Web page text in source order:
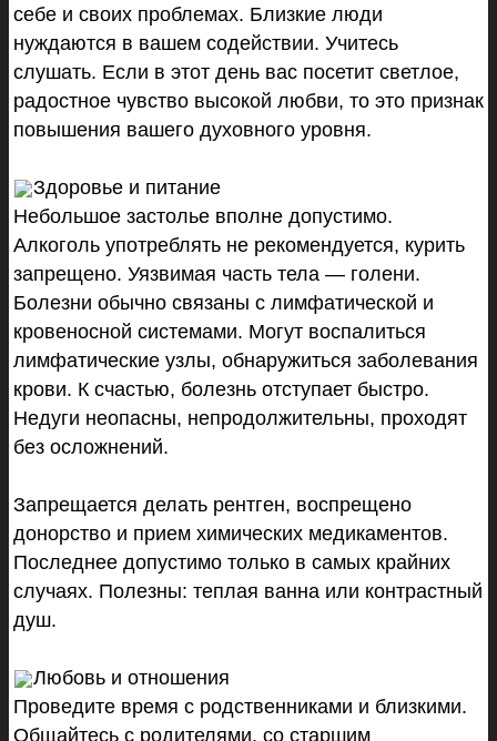
себе и своих проблемах. Близкие люди
нуждаются в вашем содействии. Учитесь
слушать. Если в этот день вас посетит светлое,
радостное чувство высокой любви, то это признак
повышения вашего духовного уровня.
Здоровье и питание
Небольшое застолье вполне допустимо.
Алкоголь употреблять не рекомендуется, курить
запрещено. Уязвимая часть тела — голени.
Болезни обычно связаны с лимфатической и
кровеносной системами. Могут воспалиться
лимфатические узлы, обнаружиться заболевания
крови. К счастью, болезнь отступает быстро.
Недуги неопасны, непродолжительны, проходят
без осложнений.
Запрещается делать рентген, воспрещено
донорство и прием химических медикаментов.
Последнее допустимо только в самых крайних
случаях. Полезны: теплая ванна или контрастный
душ.
Любовь и отношения
Проведите время с родственниками и близкими.
Общайтесь с родителями, со старшим